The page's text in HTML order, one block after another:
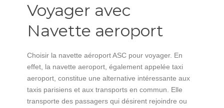
Voyager avec
Navette aeroport
Choisir la navette aéroport ASC pour voyager. En
effet, la navette aeroport, également appelée taxi
aeroport, constitue une alternative intéressante aux
taxis parisiens et aux transports en commun. Elle
transporte des passagers qui désirent rejoindre ou